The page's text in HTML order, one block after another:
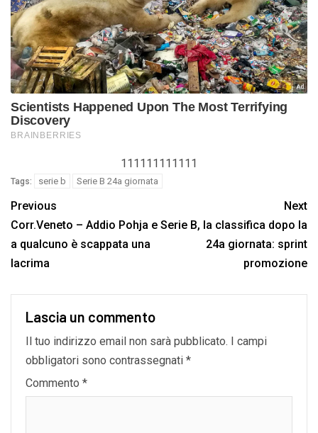
111111111111
Tags: serie b Serie B 24a giornata
Previous
Corr.Veneto – Addio Pohja e
a qualcuno è scappata una
lacrima
Next
Serie B, la classifica dopo la
24a giornata: sprint
promozione
Lascia un commento
Il tuo indirizzo email non sarà pubblicato. I campi
obbligatori sono contrassegnati *
Commento *